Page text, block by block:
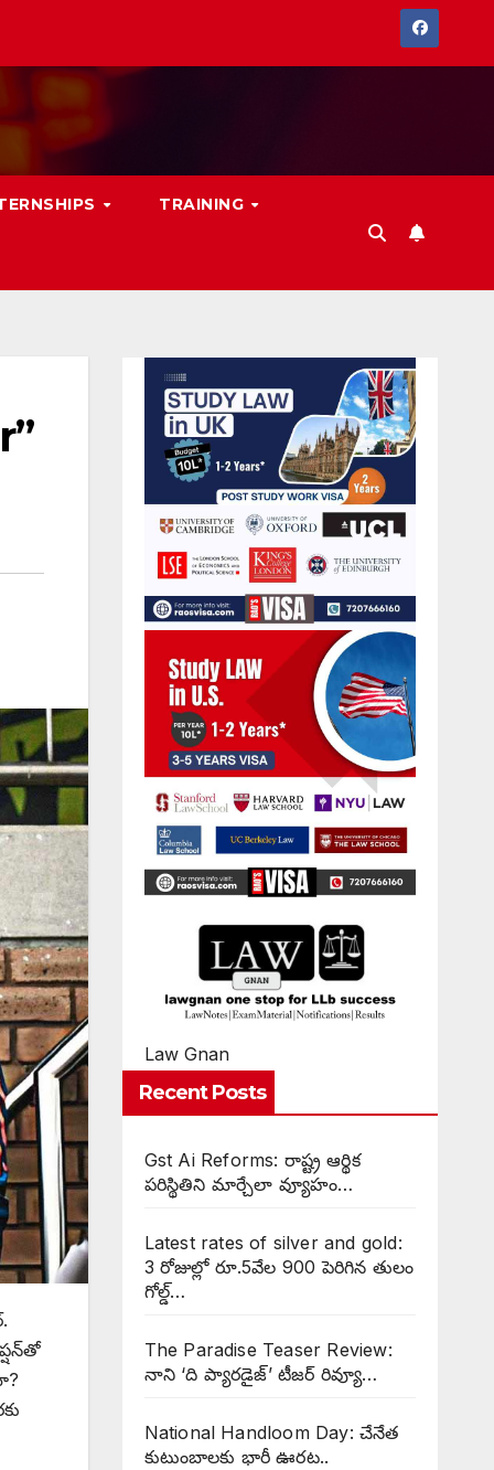
TRAINING
Law Gnan
Recent Posts
Gst Ai Reforms: రాష్ట్ర ఆర్థిక
పరిస్థితిని మార్చేలా వ్యూహం…
Latest rates of silver and gold:
3 రోజుల్లో రూ.5వేల 900 పెరిగిన తులం
గోల్డ్…
The Paradise Teaser Review:
నాని ‘ది ప్యారడైజ్’ టీజర్ రివ్యూ…
National Handloom Day: చేనేత
కుటుంబాలకు భారీ ఊరట..